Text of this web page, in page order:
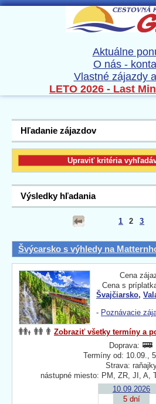
Aktuálne
O nás -
Vlastné zájazdy
LETO 2026 - Last
Hľadanie zájazdov
Výsledky hľadania
1 2 3
Švýcarsko s výhledy na
Cena
Cena s
Švajčiarsko,
- Poznávacie
Zobraziť všetky termíny a
Doprava:
Termíny od: 10.09.,
Strava:
nástupné miesto: PM, ZR, JI, A,
10.09.2026
5 dní